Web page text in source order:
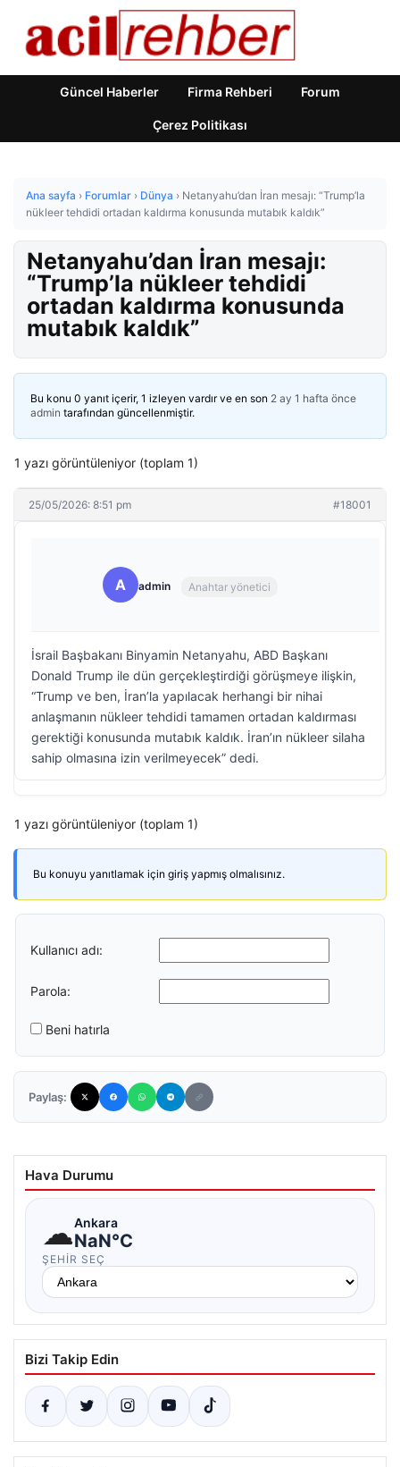
Güncel Haberler Firma Rehberi Forum
Çerez Politikası
Ana sayfa › Forumlar › Dünya › Netanyahu’dan İran mesajı: “Trump’la
nükleer tehdidi ortadan kaldırma konusunda mutabık kaldık”
Netanyahu’dan İran mesajı:
“Trump’la nükleer tehdidi
ortadan kaldırma konusunda
mutabık kaldık”
Bu konu 0 yanıt içerir, 1 izleyen vardır ve en son 2 ay 1 hafta önce
admin tarafından güncellenmiştir.
1 yazı görüntüleniyor (toplam 1)
25/05/2026: 8:51 pm #18001
A admin Anahtar yönetici
İsrail Başbakanı Binyamin Netanyahu, ABD Başkanı
Donald Trump ile dün gerçekleştirdiği görüşmeye ilişkin,
“Trump ve ben, İran’la yapılacak herhangi bir nihai
anlaşmanın nükleer tehdidi tamamen ortadan kaldırması
gerektiği konusunda mutabık kaldık. İran’ın nükleer silaha
sahip olmasına izin verilmeyecek” dedi.
1 yazı görüntüleniyor (toplam 1)
Bu konuyu yanıtlamak için giriş yapmış olmalısınız.
Kullanıcı adı:
Parola:
Beni hatırla
Paylaş:
Hava Durumu
☁Ankara
NaN°C
ŞEHIR SEÇ
Bizi Takip Edin